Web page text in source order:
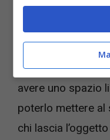
Per prima cosa,
cadere l’oggetto
due guerrieri
raccogliere
avere uno spazio
poterlo mettere al
chi lascia